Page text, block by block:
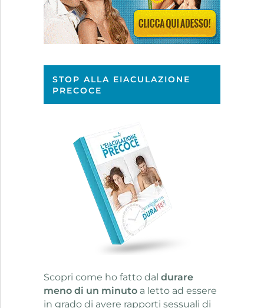
STOP ALLA EIACULAZIONE
PRECOCE
Scopri come ho fatto dal durare
meno di un minutoa letto ad essere
in grado di avere rapporti sessuali di